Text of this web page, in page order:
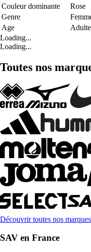
Couleur dominante
Rose
Genre
Age
Adulte
Loading...
Loading...
Toutes nos
Découvrir toutes nos marques
SAV en France